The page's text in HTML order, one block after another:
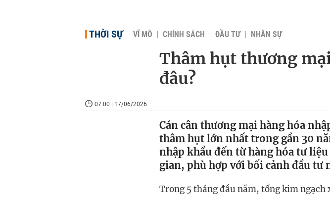
THỜI SỰ VĨ MÔ CHÍNH SÁCH ĐẦU TƯ NHÂN SỰ
Thâm hụt thương
đâu?
07:00 | 17/06/2026
Cán cân thương mại hàng hóa
thâm hụt lớn nhất trong gần 30
nhập khẩu đến từ hàng hóa tư
gian, phù hợp với bối cảnh đầu tư
Trong 5 tháng đầu năm, tổng kim